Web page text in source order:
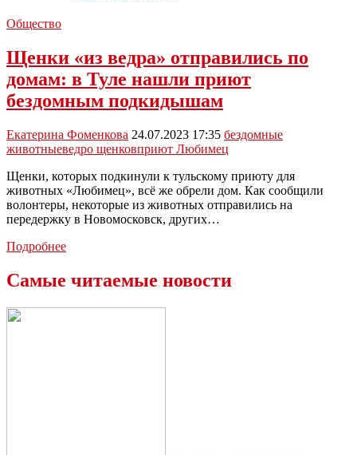
Общество
Щенки «из ведра» отправились по
домам: в Туле нашли приют
бездомным подкидышам
Екатерина Фоменкова 24.07.2023 17:35 бездомные
животныеведро щенковприют Любимец
Щенки, которых подкинули к тульскому приюту для
животных «Любимец», всё же обрели дом. Как сообщили
волонтеры, некоторые из животных отправились на
передержку в Новомосковск, других…
ПодробнееЩенки
отправились
Самые читаемые новости